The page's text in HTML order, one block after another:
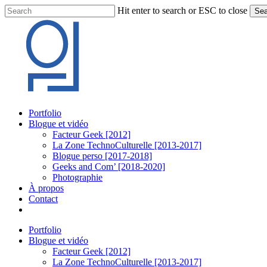
Skip
to
content
Hit enter to search or ESC to close
Search
Menu
Portfolio
Blogue et vidéo
Facteur Geek [2012]
La Zone TechnoCulturelle [2013-2017]
Blogue perso [2017-2018]
Geeks and Com’ [2018-2020]
Photographie
À propos
Contact
Portfolio
Blogue et vidéo
Facteur Geek [2012]
La Zone TechnoCulturelle [2013-2017]